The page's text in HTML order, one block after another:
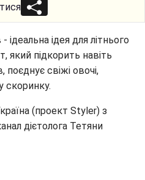
ідеальна ідея для літнього
який підкорить навіть
поєднує свіжі овочі,
скоринку.
(проект Styler) з
дієтолога Тетяни